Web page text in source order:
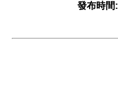
發布時間: